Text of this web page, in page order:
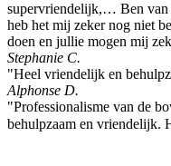
supervriendelijk,… Ben van
heb het mij zeker nog niet
doen en jullie mogen mij
Stephanie C.
"Heel vriendelijk en
Alphonse D.
"Professionalisme van de
behulpzaam en vriendelijk.